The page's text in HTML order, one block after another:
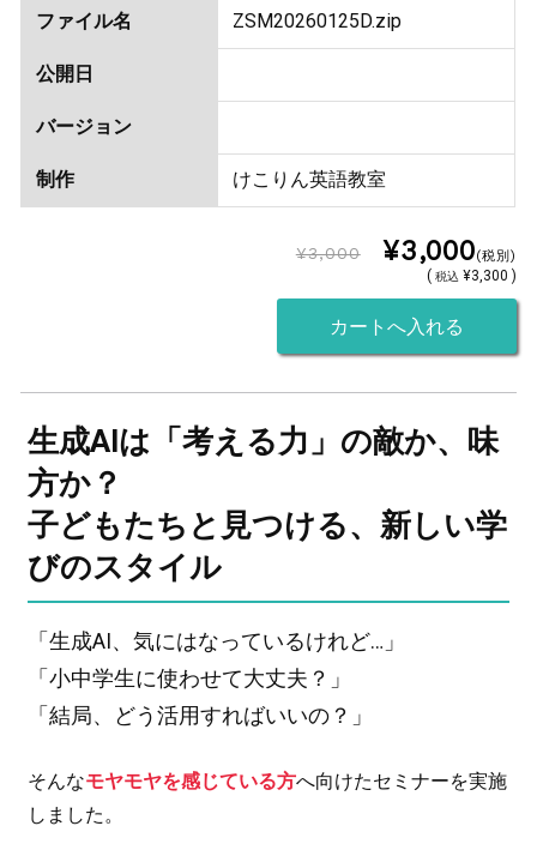
ファイル名 ZSM20260125D.zip
公開日
バージョン
制作 けこりん英語教室
¥3,000 ¥3,000(税別)
( 税込 ¥3,300 )
生成AIは「考える力」の敵か、味
方か？
子どもたちと見つける、新しい学
びのスタイル
「生成AI、気にはなっているけれど…」
「小中学生に使わせて大丈夫？」
「結局、どう活用すればいいの？」
そんなモヤモヤを感じている方へ向けたセミナーを実施
しました。